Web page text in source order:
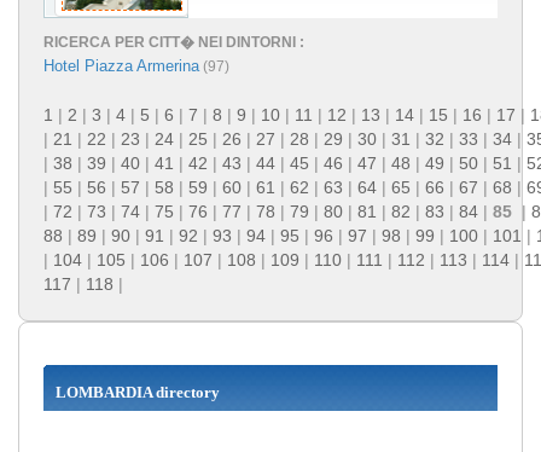
RICERCA PER CITT� NEI DINTORNI :
Hotel Piazza Armerina(97)
1 | 2 | 3 | 4 | 5 | 6 | 7 | 8 | 9 | 10 | 11 | 12 | 13 | 14 | 15 | 16 | 17 |
| 21 | 22 | 23 | 24 | 25 | 26 | 27 | 28 | 29 | 30 | 31 | 32 | 33 | 34 |
| 38 | 39 | 40 | 41 | 42 | 43 | 44 | 45 | 46 | 47 | 48 | 49 | 50 | 51 |
| 55 | 56 | 57 | 58 | 59 | 60 | 61 | 62 | 63 | 64 | 65 | 66 | 67 | 68 |
| 72 | 73 | 74 | 75 | 76 | 77 | 78 | 79 | 80 | 81 | 82 | 83 | 84 | 85 |
88 | 89 | 90 | 91 | 92 | 93 | 94 | 95 | 96 | 97 | 98 | 99 | 100 | 101 |
| 104 | 105 | 106 | 107 | 108 | 109 | 110 | 111 | 112 | 113 | 114 |
117 | 118 |
LOMBARDIA directory